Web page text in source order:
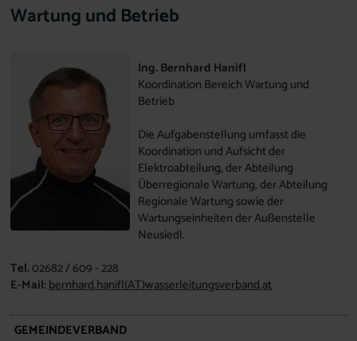
Wartung und Betrieb
Ing. Bernhard Hanifl
Koordination Bereich Wartung und
Betrieb
Die Aufgabenstellung umfasst die
Koordination und Aufsicht der
Elektroabteilung, der Abteilung
Überregionale Wartung, der Abteilung
Regionale Wartung sowie der
Wartungseinheiten der Außenstelle
Neusiedl.
Tel.02682 / 609 - 228
E-Mail:bernhard.hanifl(AT)wasserleitungsverband.at
GEMEINDEVERBAND